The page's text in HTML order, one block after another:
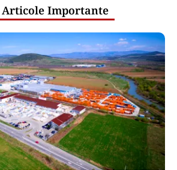
Importante